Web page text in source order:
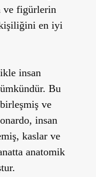
ve figürlerin
kişiliğini en iyi
insan
Bu
ve
insan
kaslar ve
anatomik